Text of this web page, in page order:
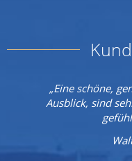
„Eine schöne,
Ausblick, sind